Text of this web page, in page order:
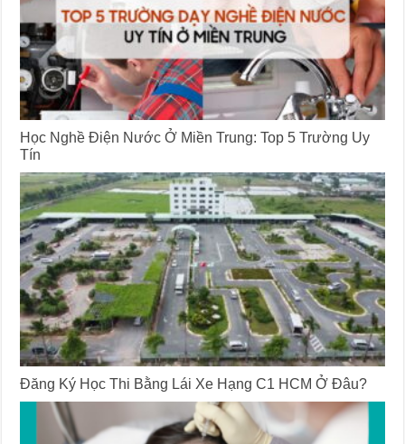
Học Nghề Điện Nước Ở Miền Trung: Top 5 Trường Uy
Tín
Đăng Ký Học Thi Bằng Lái Xe Hạng C1 HCM Ở Đâu?